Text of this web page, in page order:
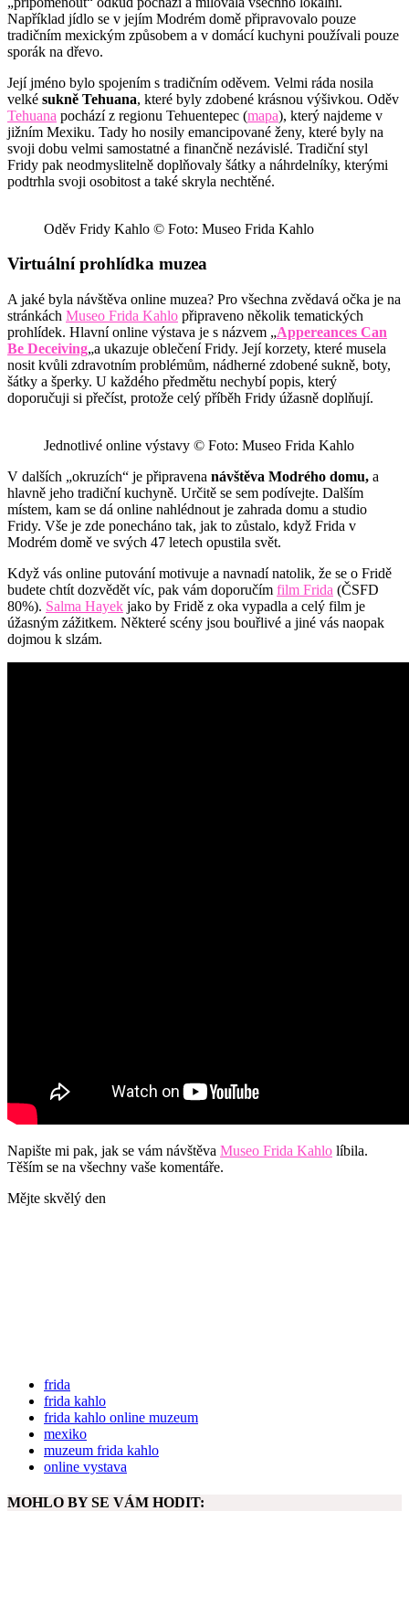
Například jídlo se v jejím Modrém domě připravovalo pouze
tradičním mexickým způsobem a v domácí kuchyni používali pouze
sporák na dřevo.
Její jméno bylo spojením s tradičním oděvem. Velmi ráda nosila
velké sukně Tehuana, které byly zdobené krásnou výšivkou. Oděv
Tehuana pochází z regionu Tehuentepec (mapa), který najdeme v
jižním Mexiku. Tady ho nosily emancipované ženy, které byly na
svoji dobu velmi samostatné a finančně nezávislé. Tradiční styl
Fridy pak neodmyslitelně doplňovaly šátky a náhrdelníky, kterými
podtrhla svoji osobitost a také skryla nechtěné.
Oděv Fridy Kahlo © Foto: Museo Frida Kahlo
Virtuální prohlídka muzea
A jaké byla návštěva online muzea? Pro všechna zvědavá očka je na
stránkách Museo Frida Kahlo připraveno několik tematických
prohlídek. Hlavní online výstava je s názvem „Appereances Can
Be Deceiving„a ukazuje oblečení Fridy. Její korzety, které musela
nosit kvůli zdravotním problémům, nádherné zdobené sukně, boty,
šátky a šperky. U každého předmětu nechybí popis, který
doporučuji si přečíst, protože celý příběh Fridy úžasně doplňují.
Jednotlivé online výstavy © Foto: Museo Frida Kahlo
V dalších „okruzích“ je připravena návštěva Modrého domu, a
hlavně jeho tradiční kuchyně. Určitě se sem podívejte. Dalším
místem, kam se dá online nahlédnout je zahrada domu a studio
Fridy. Vše je zde ponecháno tak, jak to zůstalo, když Frida v
Modrém domě ve svých 47 letech opustila svět.
Když vás online putování motivuje a navnadí natolik, že se o Fridě
budete chtít dozvědět víc, pak vám doporučím film Frida (ČSFD
80%). Salma Hayek jako by Fridě z oka vypadla a celý film je
úžasným zážitkem. Některé scény jsou bouřlivé a jiné vás naopak
dojmou k slzám.
Napište mi pak, jak se vám návštěva Museo Frida Kahlo líbila.
Těším se na všechny vaše komentáře.
Mějte skvělý den
frida
frida kahlo
frida kahlo online muzeum
mexiko
muzeum frida kahlo
online vystava
MOHLO BY SE VÁM HODIT: